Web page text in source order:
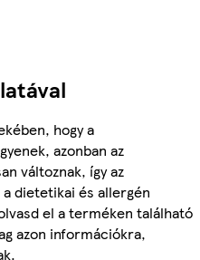
hogy a
azonban az
változnak, így az
dietetikai és allergén
el a terméken található
azon információkra,